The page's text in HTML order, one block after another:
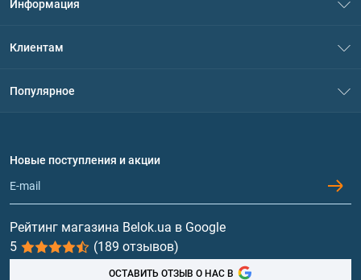
Информация
Политика конфиденциальности
Обмен и возврат
Клиентам
Популярное
Протеин
Гейнеры
Витамины и минералы
Рыбий жир, жирные кислоты
Новые поступления и акции
Рейтинг магазина Belok.ua в Google
5
(189 отзывов)
ОСТАВИТЬ ОТЗЫВ О НАС В